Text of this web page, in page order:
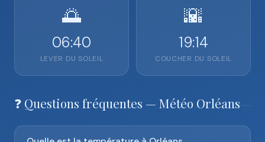
🌅
06:40
LEVER DU SOLEIL
🌇
19:14
COUCHER DU SOLEIL
❓ Questions fréquentes — Météo Orléans